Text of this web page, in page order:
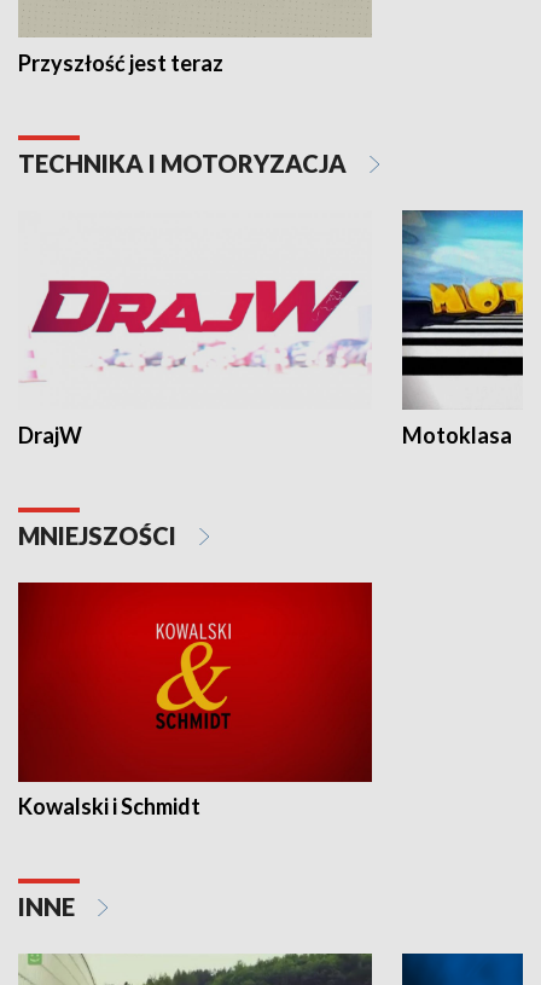
Przyszłość jest teraz
TECHNIKA I MOTORYZACJA
DrajW Motoklasa
MNIEJSZOŚCI
Kowalski i Schmidt
INNE